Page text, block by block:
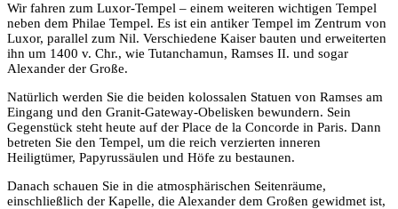
Wir fahren zum Luxor-Tempel – einem weiteren wichtigen Tempel
neben dem Philae Tempel. Es ist ein antiker Tempel im Zentrum von
Luxor, parallel zum Nil. Verschiedene Kaiser bauten und erweiterten
ihn um 1400 v. Chr., wie Tutanchamun, Ramses II. und sogar
Alexander der Große.
Natürlich werden Sie die beiden kolossalen Statuen von Ramses am
Eingang und den Granit-Gateway-Obelisken bewundern. Sein
Gegenstück steht heute auf der Place de la Concorde in Paris. Dann
betreten Sie den Tempel, um die reich verzierten inneren
Heiligtümer, Papyrussäulen und Höfe zu bestaunen.
Danach schauen Sie in die atmosphärischen Seitenräume,
einschließlich der Kapelle, die Alexander dem Großen gewidmet ist,